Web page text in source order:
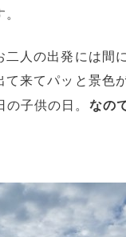
人の出発には間
来てパッと景色
子供の日。 なの